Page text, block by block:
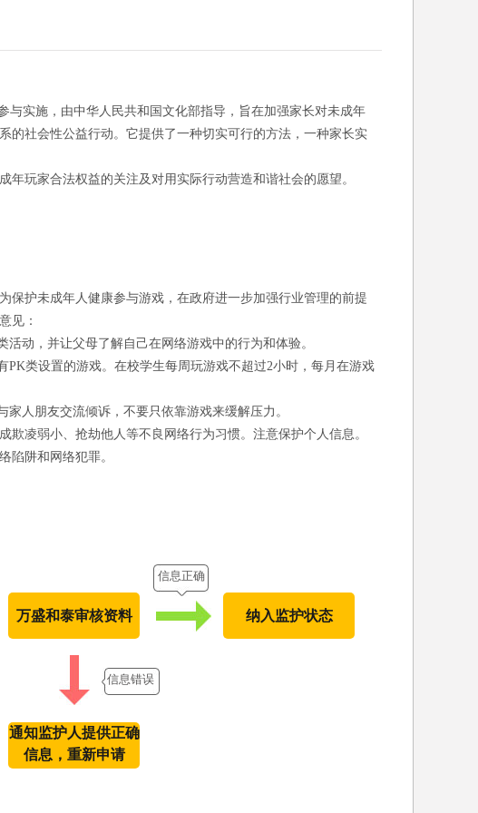
与实施，由中华人民共和国文化部指导，旨在加强家长对未成年
的社会性公益行动。它提供了一种切实可行的方法，一种家长实
玩家合法权益的关注及对用实际行动营造和谐社会的愿望。
保护未成年人健康参与游戏，在政府进一步加强行业管理的前提
见：
动，并让父母了解自己在网络游戏中的行为和体验。
类设置的游戏。在校学生每周玩游戏不超过2小时，每月在游戏
人朋友交流倾诉，不要只依靠游戏来缓解压力。
凌弱小、抢劫他人等不良网络行为习惯。注意保护个人信息。
陷阱和网络犯罪。
万盛和泰审核资料 纳入监护状态
通知监护人提供正确
信息，重新申请
信息正确
信息错误